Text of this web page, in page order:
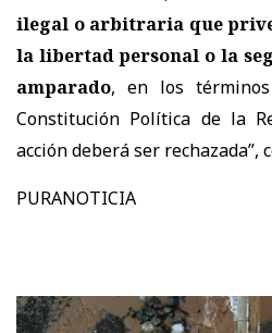
ilegal o arbitraria que
la libertad personal o la
amparado, en los
Constitución Política de la
acción deberá ser rechazada”,
PURANOTICIA